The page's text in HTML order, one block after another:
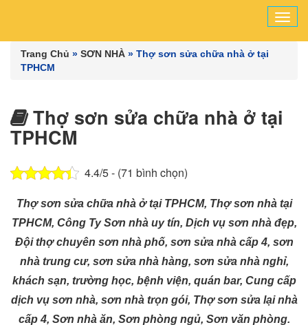
Trang Chủ » SƠN NHÀ » Thợ sơn sửa chữa nhà ở tại
TPHCM
Thợ sơn sửa chữa nhà ở tại
TPHCM
4.4/5 - (71 bình chọn)
Thợ sơn sửa chữa nhà ở tại TPHCM, Thợ sơn nhà tại
TPHCM, Công Ty Sơn nhà uy tín, Dịch vụ sơn nhà đẹp,
Đội thợ chuyên sơn nhà phố, sơn sửa nhà cấp 4, sơn
nhà trung cư, sơn sửa nhà hàng, sơn sửa nhà nghỉ,
khách sạn, trường học, bệnh viện, quán bar, Cung cấp
dịch vụ sơn nhà, sơn nhà trọn gói, Thợ sơn sửa lại nhà
cấp 4, Sơn nhà ăn, Sơn phòng ngủ, Sơn văn phòng.